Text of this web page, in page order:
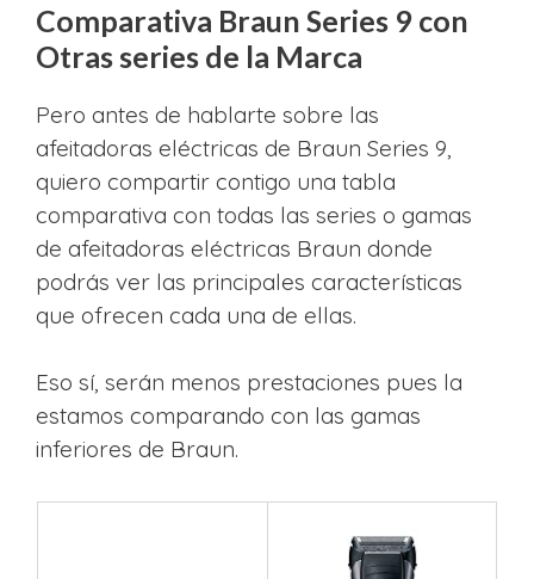
Comparativa Braun Series 9 con
Otras series de la Marca
Pero antes de hablarte sobre las
afeitadoras eléctricas de Braun Series 9,
quiero compartir contigo una tabla
comparativa con todas las series o gamas
de afeitadoras eléctricas Braun donde
podrás ver las principales características
que ofrecen cada una de ellas.
Eso sí, serán menos prestaciones pues la
estamos comparando con las gamas
inferiores de Braun.